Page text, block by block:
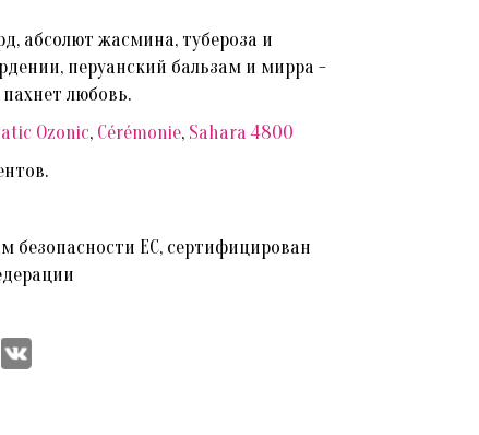
абсолют жасмина, тубероза и
перуанский бальзам и мирра -
любовь.
Ozonic, Cérémonie, Sahara 4800
безопасности ЕС, сертифицирован